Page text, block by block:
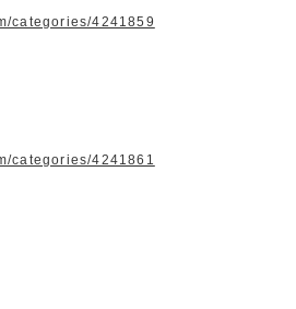
categories/4241859
categories/4241861